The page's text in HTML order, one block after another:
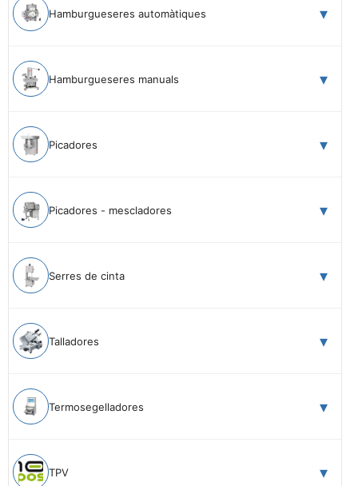
Hamburgueseres automàtiques
Hamburgueseres manuals
Picadores
Picadores - mescladores
Serres de cinta
Talladores
Termosegelladores
TPV